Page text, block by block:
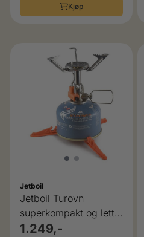
Kjøp
Jetboil
Jetboil Turovn
superkompakt og lett
MightyMo
1.249,-